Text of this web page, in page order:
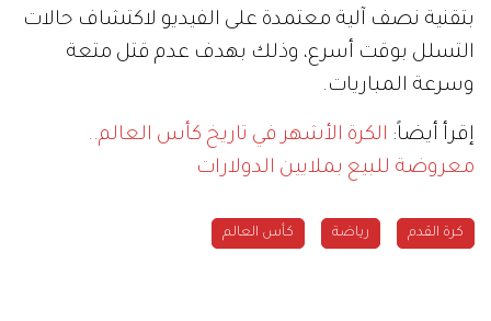
بتقنية نصف آلية معتمدة على الفيديو لاكتشاف حالات
التسلل بوقت أسرع، وذلك بهدف عدم قتل متعة
وسرعة المباريات.
إقرأ أيضاً: الكرة الأشهر في تاريخ كأس العالم..
معروضة للبيع بملايين الدولارات
كرة القدم رياضة كأس العالم